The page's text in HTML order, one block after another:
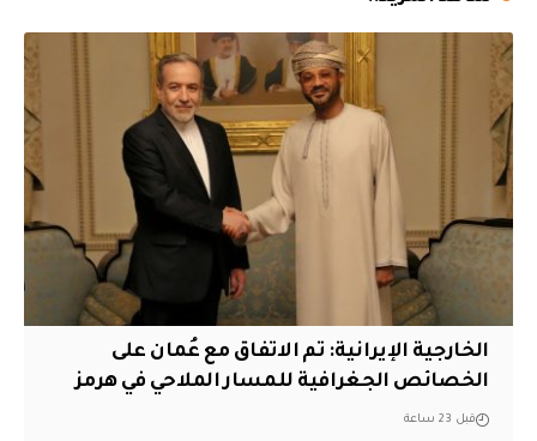
‏الخارجية الإيرانية: تم الاتفاق مع عُمان على
الخصائص الجغرافية للمسار الملاحي في هرمز
قبل 23 ساعة